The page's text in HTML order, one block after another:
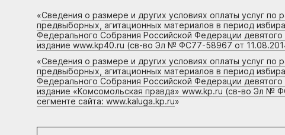
«Сведения о размере и других условиях оплаты услуг
предвыборных, агитационных материалов в период
Федерального Собрания Российской Федерации
издание www.kp40.ru (св-во Эл № ФС77-58967 от
«Сведения о размере и других условиях оплаты услуг
предвыборных, агитационных материалов в период
Федерального Собрания Российской Федерации
издание «Комсомольская правда» www.kp.ru (св-во Эл №
сегменте сайта: www.kaluga.kp.ru»